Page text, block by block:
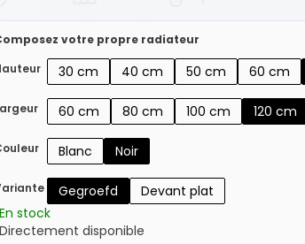
votre propre radiateur
30 cm 40 cm 50 cm 60 cm
60 cm 80 cm 100 cm 120 cm
Blanc Noir
Gegroefd
Devant plat
En stock
Directement disponible